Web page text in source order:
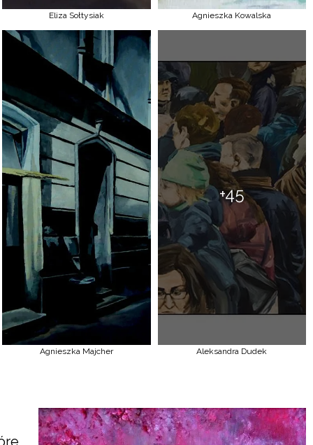
Eliza Sołtysiak Agnieszka Kowalska
Agnieszka Majcher
+45
Aleksandra Dudek